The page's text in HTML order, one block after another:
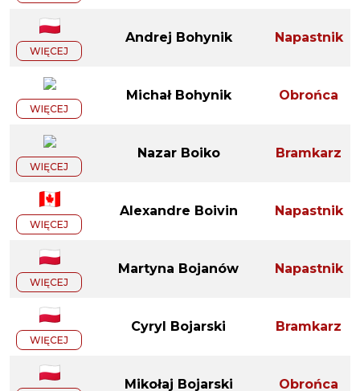
WIĘCEJ
Andrej Bohynik Napastnik
WIĘCEJ
Michał Bohynik Obrońca
WIĘCEJ
Nazar Boiko Bramkarz
WIĘCEJ
Alexandre Boivin Napastnik
WIĘCEJ
Martyna Bojanów Napastnik
WIĘCEJ
Cyryl Bojarski Bramkarz
Mikołaj Bojarski Obrońca